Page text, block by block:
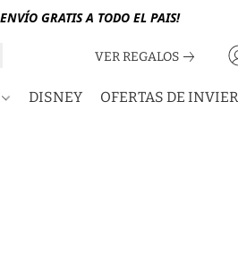
GRATIS A TODO EL PAIS!
VER REGALOS
DISNEY OFERTAS DE